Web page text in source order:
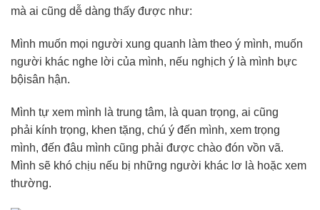
mà ai cũng dễ dàng thấy được như:
Mình muốn mọi người xung quanh làm theo ý mình, muốn
người khác nghe lời của mình, nếu nghịch ý là mình bực
bộisân hận.
Mình tự xem mình là trung tâm, là quan trọng, ai cũng
phải kính trọng, khen tặng, chú ý đến mình, xem trọng
mình, đến đâu mình cũng phải được chào đón vồn vã.
Mình sẽ khó chịu nếu bị những người khác lơ là hoặc xem
thường.